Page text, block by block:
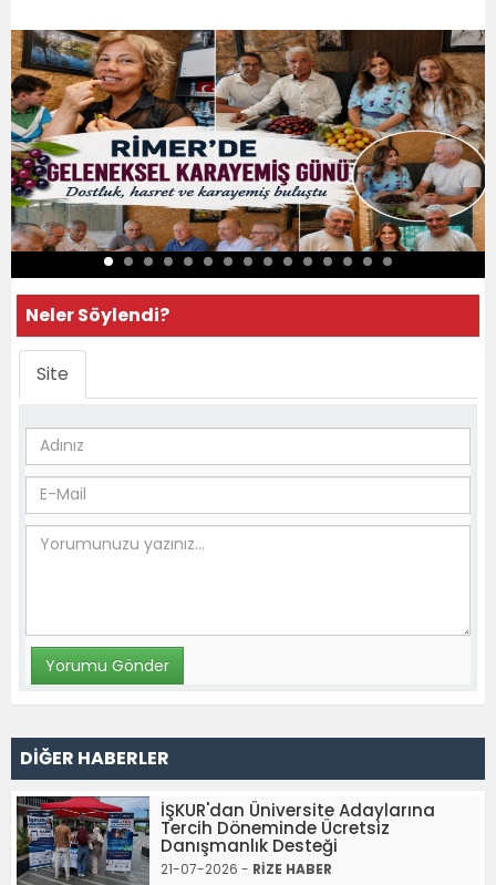
Neler Söylendi?
Site
DİĞER HABERLER
İŞKUR'dan Üniversite Adaylarına
Tercih Döneminde Ücretsiz
Danışmanlık Desteği
21-07-2026 - RİZE HABER